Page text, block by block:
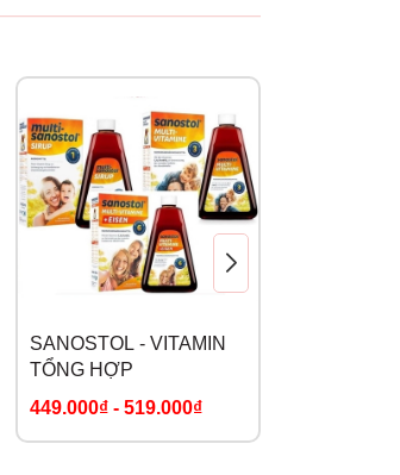
SANOSTOL - VITAMIN
TỔNG HỢP
449.000₫ - 519.000₫